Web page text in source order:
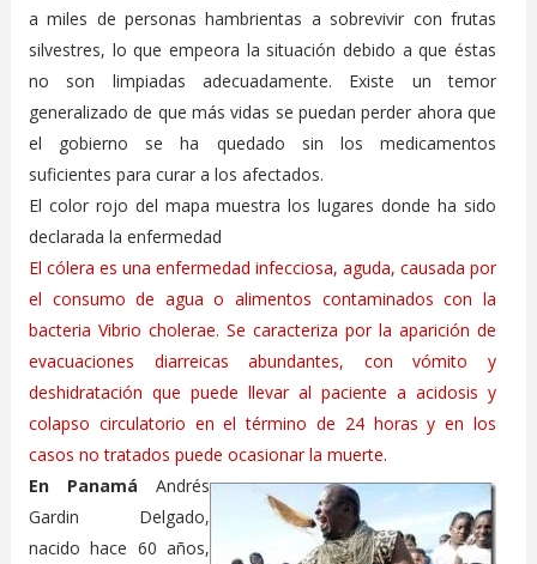
a miles de personas hambrientas a sobrevivir con frutas
silvestres, lo que empeora la situación debido a que éstas
no son limpiadas adecuadamente. Existe un temor
generalizado de que más vidas se puedan perder ahora que
el gobierno se ha quedado sin los medicamentos
suficientes para curar a los afectados.
El color rojo del mapa muestra los lugares donde ha sido
declarada la enfermedad
El cólera es una enfermedad infecciosa, aguda, causada por
el consumo de agua o alimentos contaminados con la
bacteria Vibrio cholerae. Se caracteriza por la aparición de
evacuaciones diarreicas abundantes, con vómito y
deshidratación que puede llevar al paciente a acidosis y
colapso circulatorio en el término de 24 horas y en los
casos no tratados puede ocasionar la muerte.
En PanamáAndrés
Gardin Delgado,
nacido hace 60 años,